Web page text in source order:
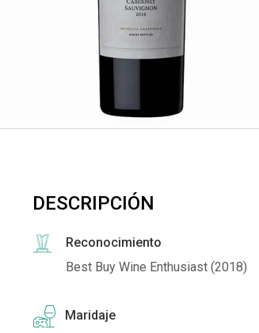
DESCRIPCIÓN
Reconocimiento
Best Buy Wine Enthusiast (2018)
Maridaje